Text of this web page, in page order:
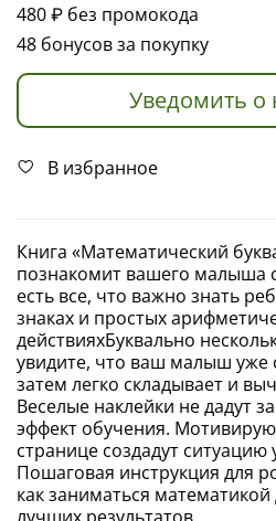
480 ₽ без промокода
48 бонусов за покупку
Уведомить о
В избранное
Книга «Математический
познакомит вашего малыша
есть все, что важно знать
знаках и простых
действияхБуквально
увидите, что ваш малыш уже
затем легко складывает и
Веселые наклейки не дадут
эффект обучения.
странице создадут ситуацию
Пошаговая инструкция для
как заниматься